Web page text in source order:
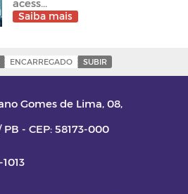
acess...
Saiba mais
ENCARREGADO SUBIR
Gomes de Lima, 08,
- CEP: 58173-000